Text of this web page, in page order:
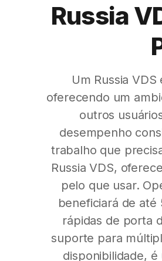
Russia
Um Russia
oferecendo um
outros
desempenho
trabalho que
Russia VDS,
pelo que usar.
beneficiará de até
rápidas de porta
suporte para
disponibilidade,